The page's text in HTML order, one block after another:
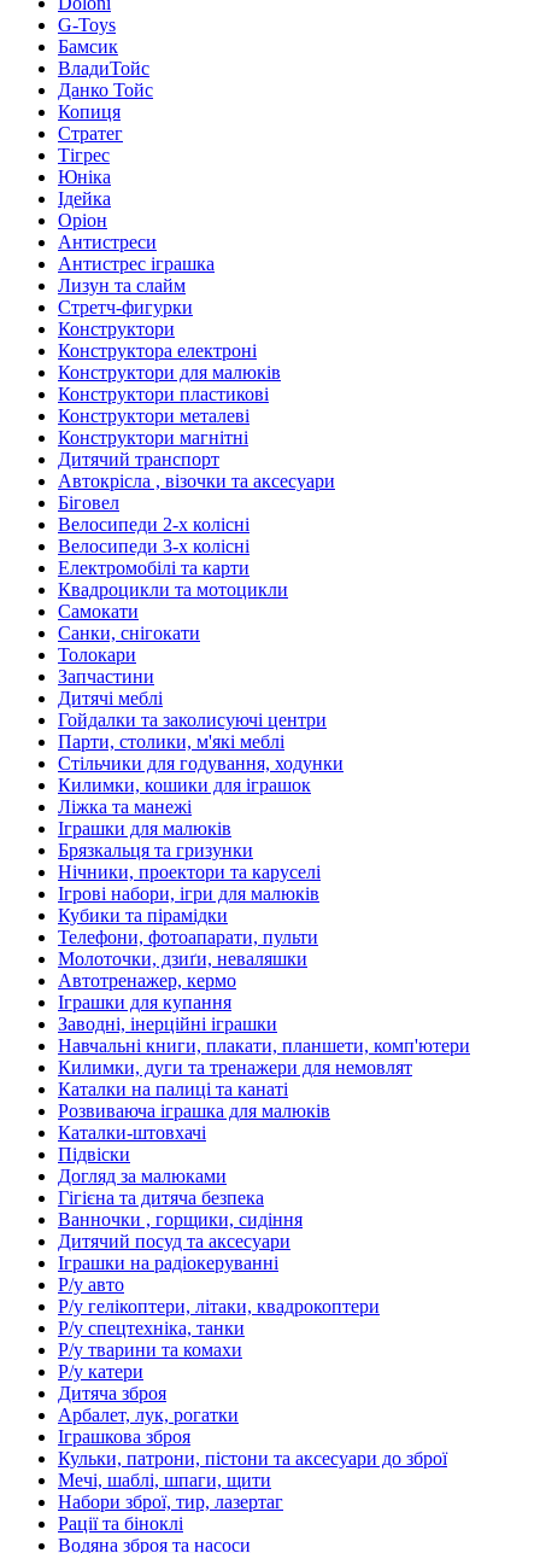
G-Toys
Бамсик
ВладиТойс
Данко Тойс
Копиця
Стратег
Тігрес
Юніка
Ідейка
Оріон
Антистреси
Антистрес іграшка
Лизун та слайм
Стретч-фигурки
Конструктори
Конструктора електроні
Конструктори для малюків
Конструктори пластикові
Конструктори металеві
Конструктори магнітні
Дитячий транспорт
Автокрісла , візочки та аксесуари
Біговел
Велосипеди 2-х колісні
Велосипеди 3-х колісні
Електромобілі та карти
Квадроцикли та мотоцикли
Самокати
Санки, снігокати
Толокари
Запчастини
Дитячі меблі
Гойдалки та заколисуючі центри
Парти, столики, м'які меблі
Стільчики для годування, ходунки
Килимки, кошики для іграшок
Ліжка та манежі
Іграшки для малюків
Брязкальця та гризунки
Нічники, проектори та каруселі
Ігрові набори, ігри для малюків
Кубики та пірамідки
Телефони, фотоапарати, пульти
Молоточки, дзиґи, неваляшки
Автотренажер, кермо
Іграшки для купання
Заводні, інерційні іграшки
Навчальні книги, плакати, планшети, комп'ютери
Килимки, дуги та тренажери для немовлят
Каталки на палиці та канаті
Розвиваюча іграшка для малюків
Каталки-штовхачі
Підвіски
Догляд за малюками
Гігієна та дитяча безпека
Ванночки , горщики, сидіння
Дитячий посуд та аксесуари
Іграшки на радіокеруванні
Р/у авто
Р/у гелікоптери, літаки, квадрокоптери
Р/у спецтехніка, танки
Р/у тварини та комахи
Р/у катери
Дитяча зброя
Арбалет, лук, рогатки
Іграшкова зброя
Кульки, патрони, пістони та аксесуари до зброї
Мечі, шаблі, шпаги, щити
Набори зброї, тир, лазертаг
Рації та біноклі
Водяна зброя та насоси